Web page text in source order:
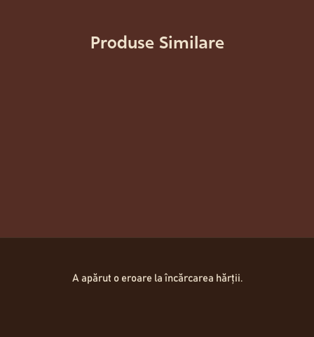
Produse Similare
A apărut o eroare la încărcarea hărții.